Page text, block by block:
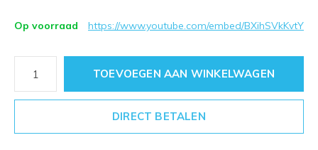
Op voorraad https://www.youtube.com/embed/BXihSVkKvtY
TOEVOEGEN AAN WINKELWAGEN
DIRECT BETALEN